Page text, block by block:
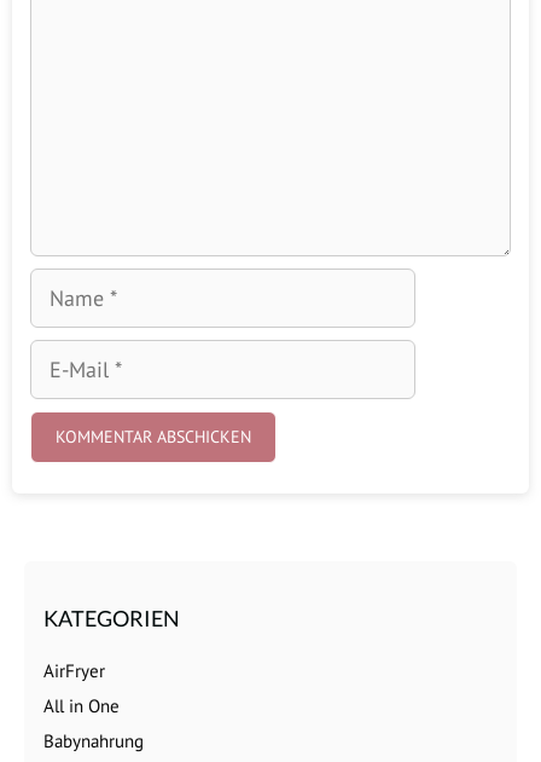
Name
Mail
KATEGORIEN
AirFryer
All in One
Babynahrung